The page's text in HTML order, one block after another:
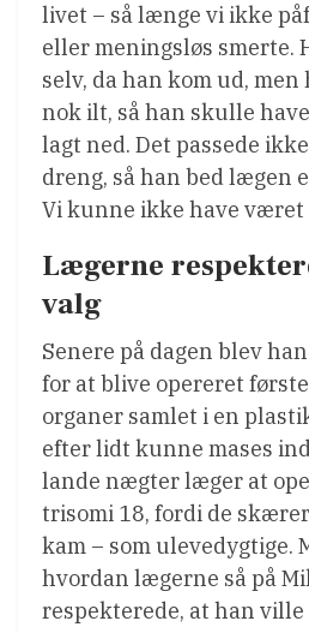
livet – så længe vi ikke
eller meningsløs smerte.
selv, da han kom ud,
nok ilt, så han skulle
lagt ned. Det passede
dreng, så han bed lægen
Vi kunne ikke have været
Lægerne
valg
Senere på dagen blev
for at blive opereret
organer samlet i en
efter lidt kunne mases
lande nægter læger at
trisomi 18, fordi de
kam – som ulevedygtige.
hvordan lægerne så på
respekterede, at han